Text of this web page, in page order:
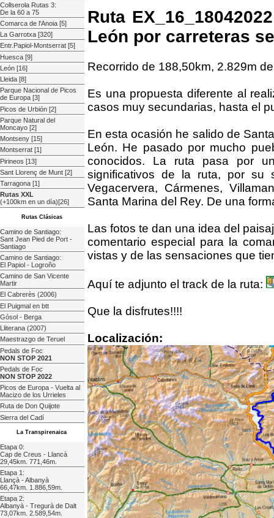
Collserola Rutas 3:
De la 60 a 75
Comarca de l'Anoia [5]
La Garrotxa [320]
Entr.Papiol-Montserrat [5]
Huesca [9]
León [16]
Lleida [8]
Parque Nacional de Picos
de Europa [3]
Picos de Urbión [2]
Parque Natural del
Moncayo [2]
Montseny [15]
Montserrat [1]
Pirineos [13]
Sant Llorenç de Munt [2]
Tarragona [1]
Rutas XXL
(+100km en un día)[26]
Rutas Clásicas
Camino de Santiago:
Sant Jean Pied de Port -
Santiago
Camino de Santiago:
El Papiol - Logroño
Camino de San Vicente
Martir
El Cabrerès (2006)
El Puigmal en btt
Gósol - Berga
Lliterana (2007)
Maestrazgo de Teruel
Pedals de Foc
NON STOP 2021
Pedals de Foc
NON STOP 2022
Picos de Europa - Vuelta al
Macizo de los Urrieles
Ruta de Don Quijote
Sierra del Cadí
La Transpirenaica
Etapa 0:
Cap de Creus - Llancà
29,45km. 771,46m.
Etapa 1:
Llançà - Albanyà
66,47km. 1.886,59m.
Etapa 2:
Albanyà - Tregurà de Dalt
73,07km. 2.589,54m.
Ruta
León por carreteras
Recorrido de 188,50km, 2.829m
Es una propuesta diferente al
casos muy secundarias, hasta el
En esta ocasión he salido de
León. He pasado por mucho
conocidos. La ruta pasa por
significativos de la ruta, por su
Vegacervera, Cármenes,
Santa Marina del Rey. De una
Las fotos te dan una idea del
comentario especial para la
vistas y de las sensaciones que
Aquí te adjunto el track de la ruta:
Que la disfrutes!!!!
Localización: